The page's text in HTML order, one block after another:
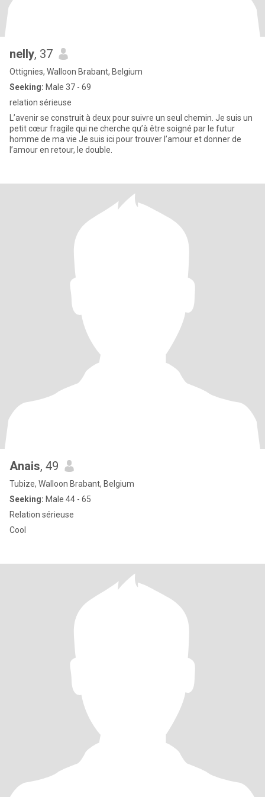
nelly, 37
Ottignies, Walloon Brabant, Belgium
Seeking: Male 37 - 69
relation sérieuse
L’avenir se construit à deux pour suivre un seul chemin. Je suis un
petit cœur fragile qui ne cherche qu’à être soigné par le futur
homme de ma vie Je suis ici pour trouver l’amour et donner de
l’amour en retour, le double.
Anais, 49
Tubize, Walloon Brabant, Belgium
Seeking: Male 44 - 65
Relation sérieuse
Cool